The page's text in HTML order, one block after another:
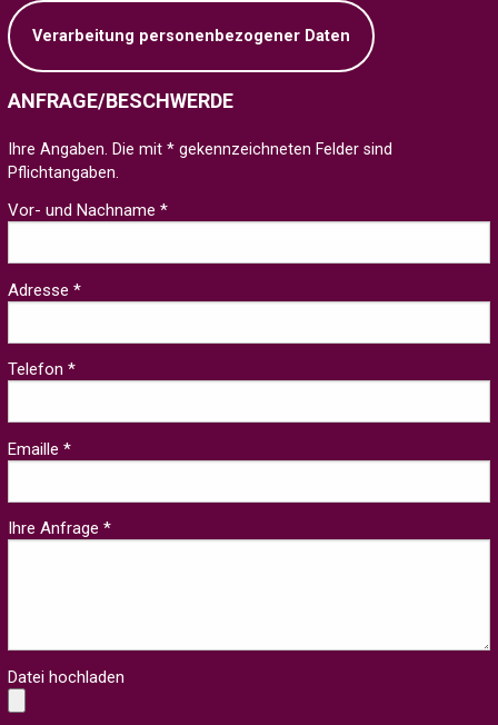
Verarbeitung personenbezogener Daten
ANFRAGE/BESCHWERDE
Ihre Angaben. Die mit * gekennzeichneten Felder sind
Pflichtangaben.
Vor- und Nachname *
Adresse *
Telefon *
Emaille *
Ihre Anfrage *
Datei hochladen